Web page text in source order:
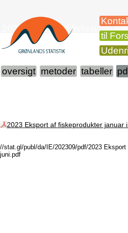
til
2023 Eksport af
oversigt metoder tabeller
2023 Eksport af fiskeprodukter januar
//stat.gl/publ/da/IE/202309/pdf/2023
juni.pdf